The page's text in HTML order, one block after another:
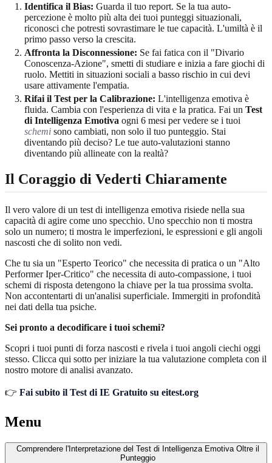
Identifica il Bias: Guarda il tuo report. Se la tua auto-
percezione è molto più alta dei tuoi punteggi situazionali,
riconosci che potresti sovrastimare le tue capacità. L'umiltà è il
primo passo verso la crescita.
Affronta la Disconnessione: Se fai fatica con il "Divario
Conoscenza-Azione", smetti di studiare e inizia a fare giochi di
ruolo. Mettiti in situazioni sociali a basso rischio in cui devi
usare attivamente l'empatia.
Rifai il Test per la Calibrazione: L'intelligenza emotiva è
fluida. Cambia con l'esperienza di vita e la pratica. Fai un Test
di Intelligenza Emotiva ogni 6 mesi per vedere se i tuoi
schemi sono cambiati, non solo il tuo punteggio. Stai
diventando più deciso? Le tue auto-valutazioni stanno
diventando più allineate con la realtà?
Il Coraggio di Vederti Chiaramente
Il vero valore di un test di intelligenza emotiva risiede nella sua
capacità di agire come uno specchio. Uno specchio non ti mostra
solo un numero; ti mostra le imperfezioni, le espressioni e gli angoli
nascosti che di solito non vedi.
Che tu sia un "Esperto Teorico" che necessita di pratica o un "Alto
Performer Iper-Critico" che necessita di auto-compassione, i tuoi
schemi di risposta detengono la chiave per la tua prossima svolta.
Non accontentarti di un'analisi superficiale. Immergiti in profondità
nei dati della tua psiche.
Sei pronto a decodificare i tuoi schemi?
Scopri i tuoi punti di forza nascosti e rivela i tuoi angoli ciechi oggi
stesso. Clicca qui sotto per iniziare la tua valutazione completa con il
nostro motore di analisi avanzato.
👉 Fai subito il Test di IE Gratuito su eitest.org
Menu
Comprendere l'Interpretazione del Test di Intelligenza Emotiva Oltre il
Punteggio